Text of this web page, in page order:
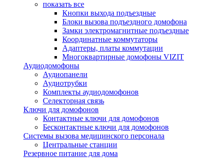
показать все
Кнопки выхода подъездные
Блоки вызова подъездного домофона
Замки электромагнитные подъездные
Координатные коммутаторы
Адаптеры, платы коммутации
Многоквартирные домофоны VIZIT
Аудиодомофоны
Аудиопанели
Аудиотрубки
Комплекты аудиодомофонов
Селекторная связь
Ключи для домофонов
Контактные ключи для домофонов
Бесконтактные ключи для домофонов
Системы вызова медицинского персонала
Центральные станции
Резервное питание для дома